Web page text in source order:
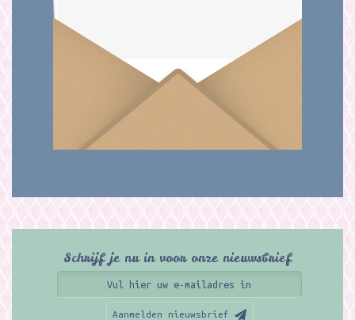
Schrijf je nu in voor onze nieuwsbrief
Aanmelden nieuwsbrief